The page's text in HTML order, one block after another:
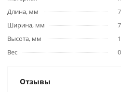
Длина, мм
Ширина, мм
Высота, мм
Вес
Отзывы